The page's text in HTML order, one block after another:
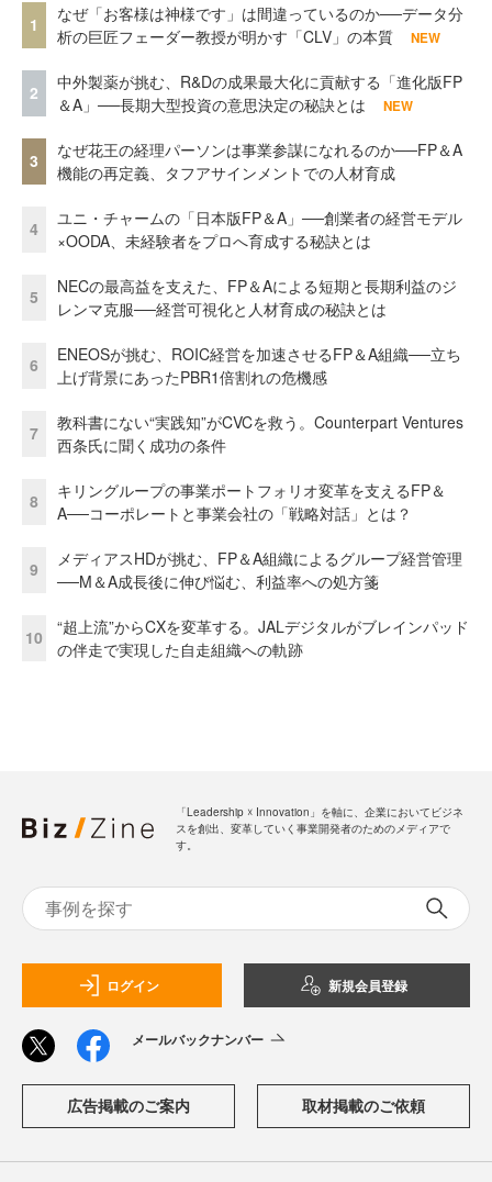
1
なぜ「お客様は神様です」は間違っているのか──データ分
析の巨匠フェーダー教授が明かす「CLV」の本質
NEW
2
中外製薬が挑む、R&Dの成果最大化に貢献する「進化版FP
＆A」──長期大型投資の意思決定の秘訣とは
NEW
3
なぜ花王の経理パーソンは事業参謀になれるのか──FP＆A
機能の再定義、タフアサインメントでの人材育成
4
ユニ・チャームの「日本版FP＆A」──創業者の経営モデル
×OODA、未経験者をプロへ育成する秘訣とは
5
NECの最高益を支えた、FP＆Aによる短期と長期利益のジ
レンマ克服──経営可視化と人材育成の秘訣とは
6
ENEOSが挑む、ROIC経営を加速させるFP＆A組織──立ち
上げ背景にあったPBR1倍割れの危機感
7
教科書にない“実践知”がCVCを救う。Counterpart Ventures
西条氏に聞く成功の条件
8
キリングループの事業ポートフォリオ変革を支えるFP＆
A──コーポレートと事業会社の「戦略対話」とは？
9
メディアスHDが挑む、FP＆A組織によるグループ経営管理
──M＆A成長後に伸び悩む、利益率への処方箋
10
“超上流”からCXを変革する。JALデジタルがブレインパッド
の伴走で実現した自走組織への軌跡
「Leadership ☓ Innovation」を軸に、企業においてビジネ
スを創出、変革していく事業開発者のためのメディアで
す。
ログイン 新規会員登録
メールバックナンバー
広告掲載のご案内 取材掲載のご依頼